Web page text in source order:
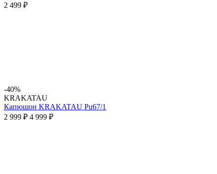
2 499 ₽
-40%
KRAKATAU
Капюшон KRAKATAU Pu67/1
2 999 ₽ 4 999 ₽